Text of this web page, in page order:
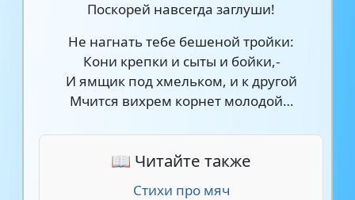
Поскорей навсегда заглуши!
Не нагнать тебе бешеной тройки:
Кони крепки и сыты и бойки,-
И ямщик под хмельком, и к другой
Мчится вихрем корнет молодой…
📖 Читайте также
Стихи про мяч